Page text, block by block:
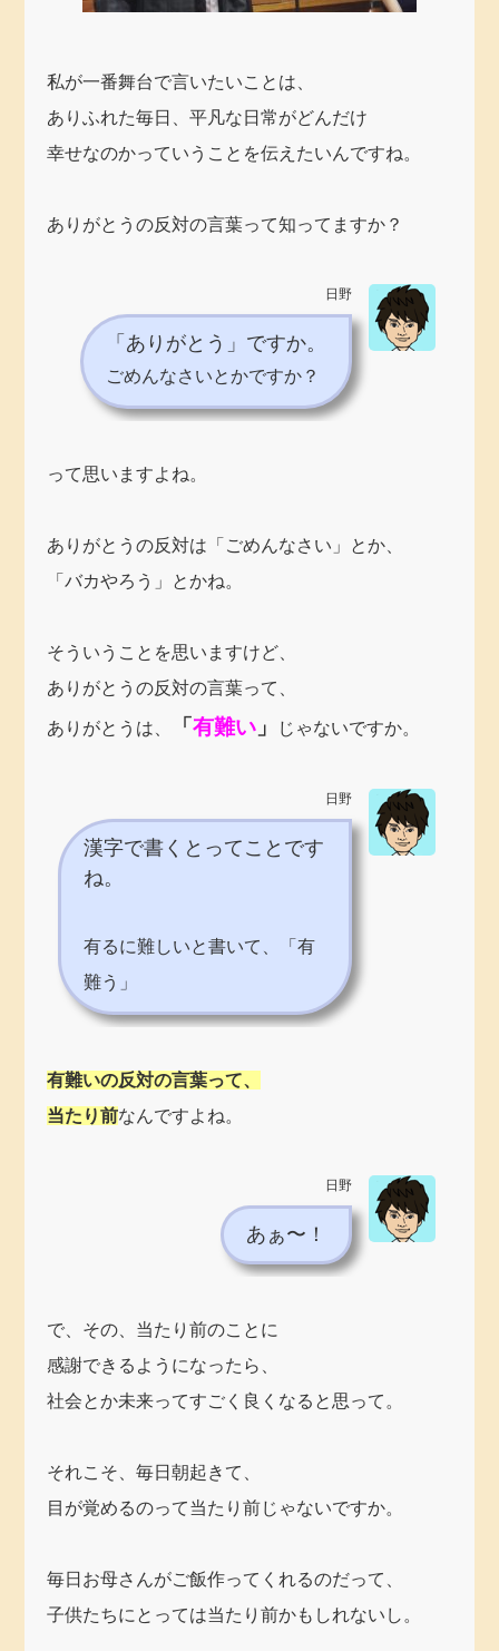
私が一番舞台で言いたいことは、
ありふれた毎日、平凡な日常がどんだけ
幸せなのかっていうことを伝えたいんですね。
ありがとうの反対の言葉って知ってますか？
日野
「ありがとう」ですか。
ごめんなさいとかですか？
って思いますよね。
ありがとうの反対は「ごめんなさい」とか、
「バカやろう」とかね。
そういうことを思いますけど、
ありがとうの反対の言葉って、
ありがとうは、 「有難い 」 じゃないですか。
日野
漢字で書くとってことです
ね。
有るに難しいと書いて、「有
難う」
有難いの反対の言葉って、
当たり前なんですよね。
日野
あぁ〜！
で、その、当たり前のことに
感謝できるようになったら、
社会とか未来ってすごく良くなると思って。
それこそ、毎日朝起きて、
目が覚めるのって当たり前じゃないですか。
毎日お母さんがご飯作ってくれるのだって、
子供たちにとっては当たり前かもしれないし。